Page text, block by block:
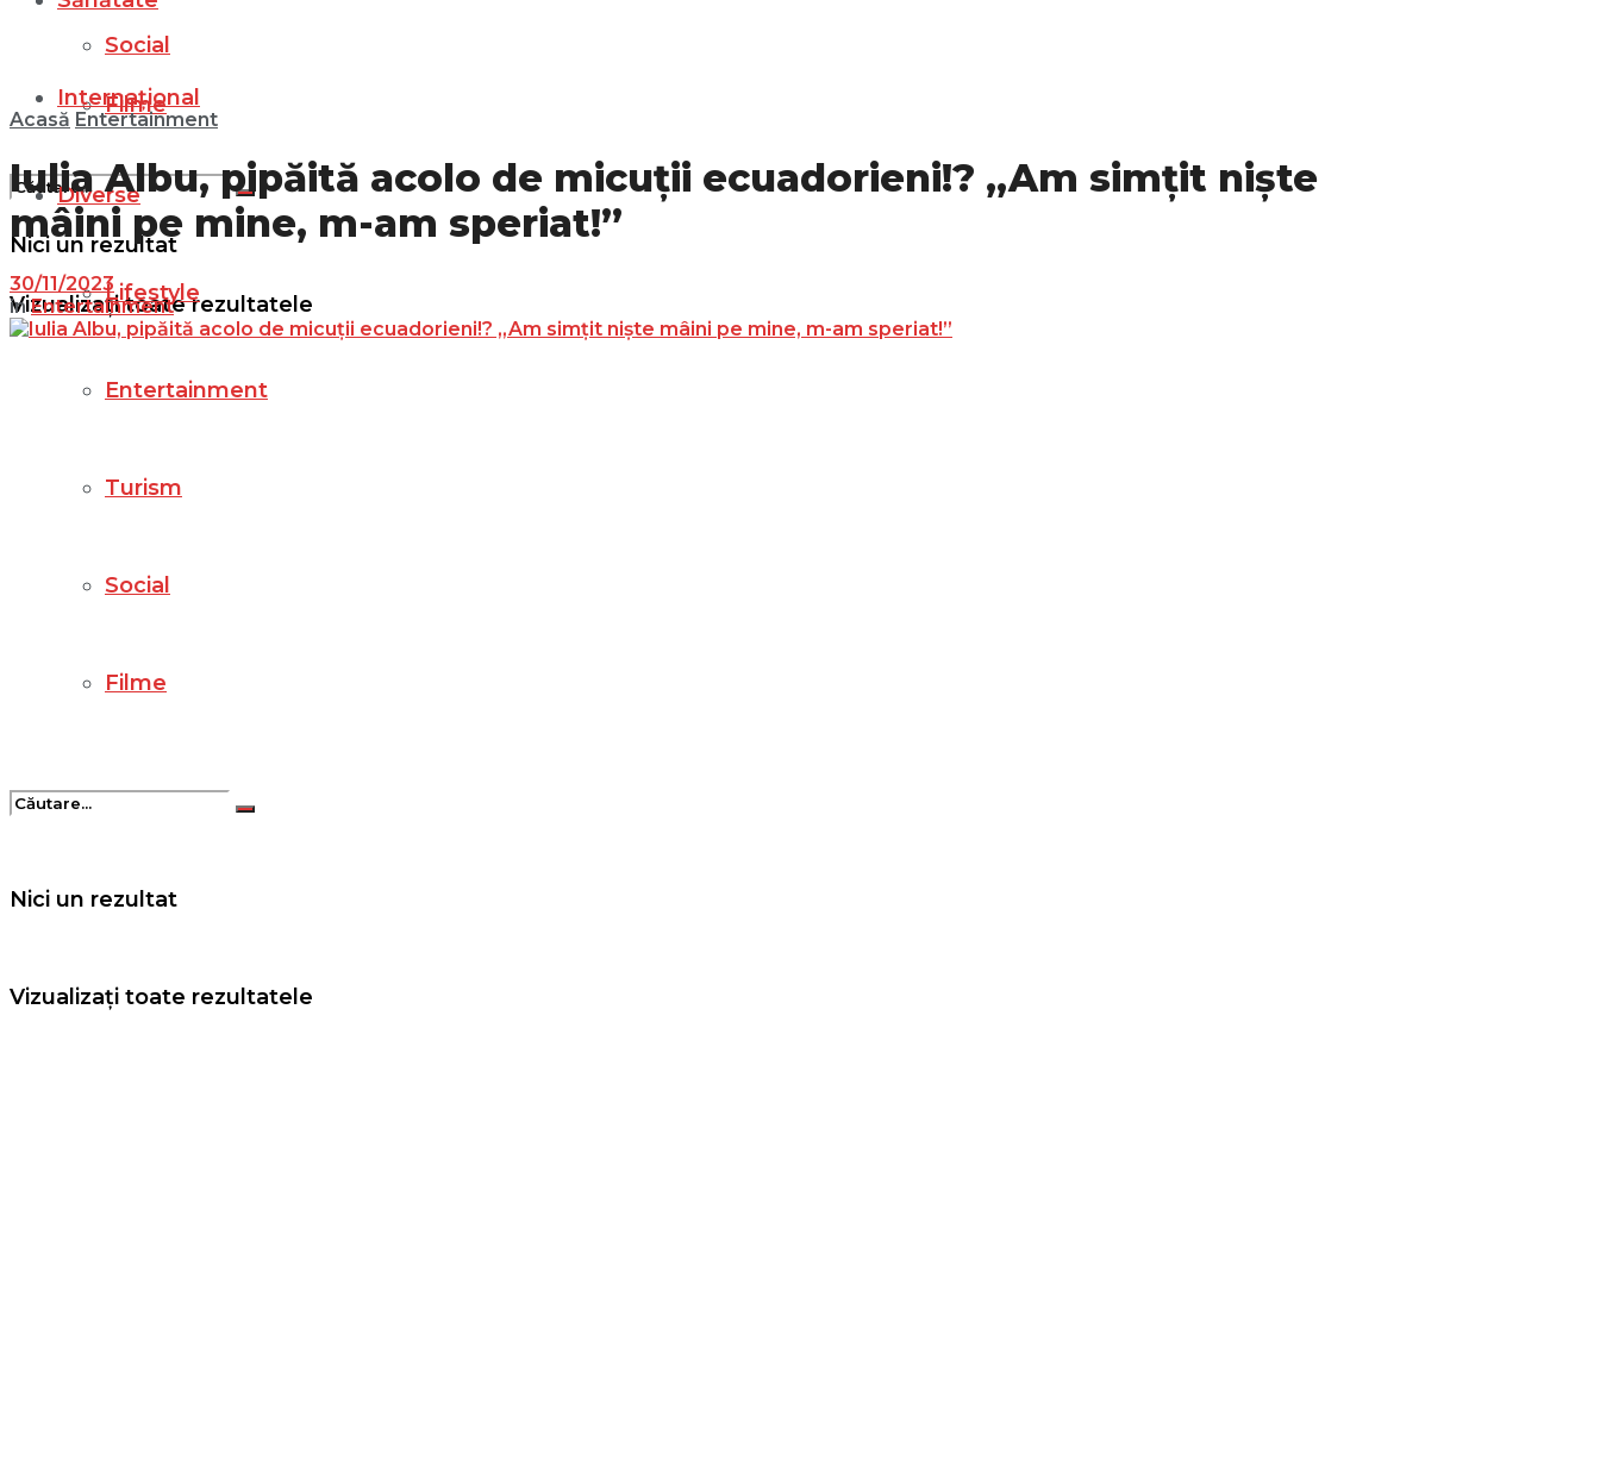
Social
Filme
Nici un rezultat
Vizualizați toate rezultatele
Internațional
Diverse
Lifestyle
Entertainment
Turism
Social
Filme
Nici un rezultat
Vizualizați toate rezultatele
Acasă Entertainment
Iulia Albu, pipăită acolo de micuții ecuadorieni!? „Am simțit niște
mâini pe mine, m-am speriat!”
30/11/2023
in Entertainment